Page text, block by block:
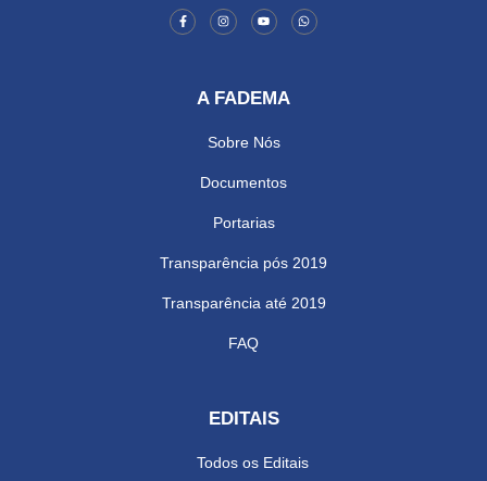
A FADEMA
Sobre Nós
Documentos
Portarias
Transparência pós 2019
Transparência até 2019
FAQ
EDITAIS
Todos os Editais